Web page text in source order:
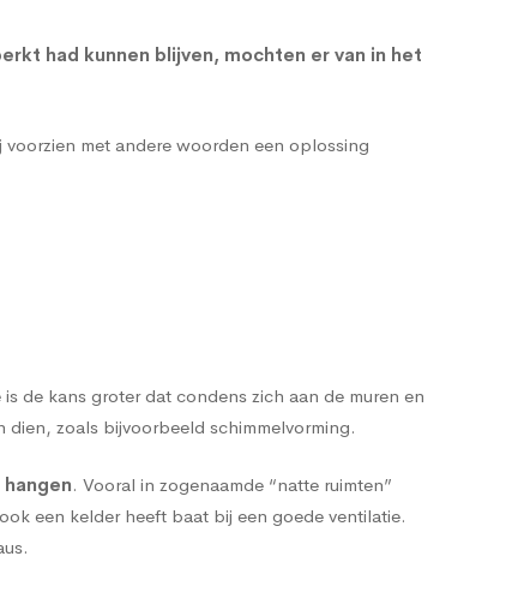
had kunnen blijven, mochten er van in het
voorzien met andere woorden een oplossing
de kans groter dat condens zich aan de muren en
zoals bijvoorbeeld schimmelvorming.
. Vooral in zogenaamde “natte ruimten”
een kelder heeft baat bij een goede ventilatie.